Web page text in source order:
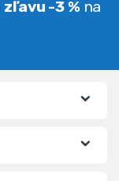
zľavu -3 % na